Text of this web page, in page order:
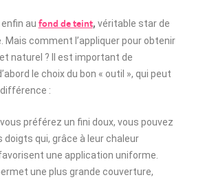
au fond de teint, véritable star de
Mais comment l’appliquer pour obtenir
naturel ? Il est important de
le choix du bon « outil », qui peut
:
vous préférez un fini doux, vous pouvez
doigts qui, grâce à leur chaleur
une application uniforme.
une plus grande couverture,